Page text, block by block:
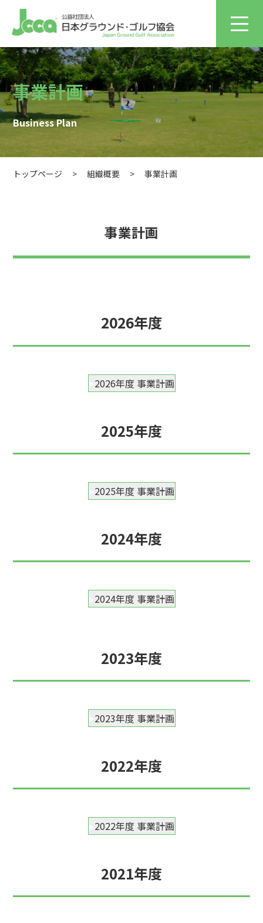
事業計画
Business Plan
トップページ > 組織概要 > 事業計画
事業計画
2026年度
2026年度 事業計画
2025年度
2025年度 事業計画
2024年度
2024年度 事業計画
2023年度
2023年度 事業計画
2022年度
2022年度 事業計画
2021年度